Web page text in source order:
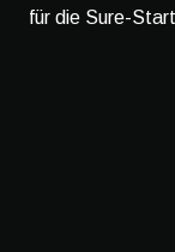
für die Sure-